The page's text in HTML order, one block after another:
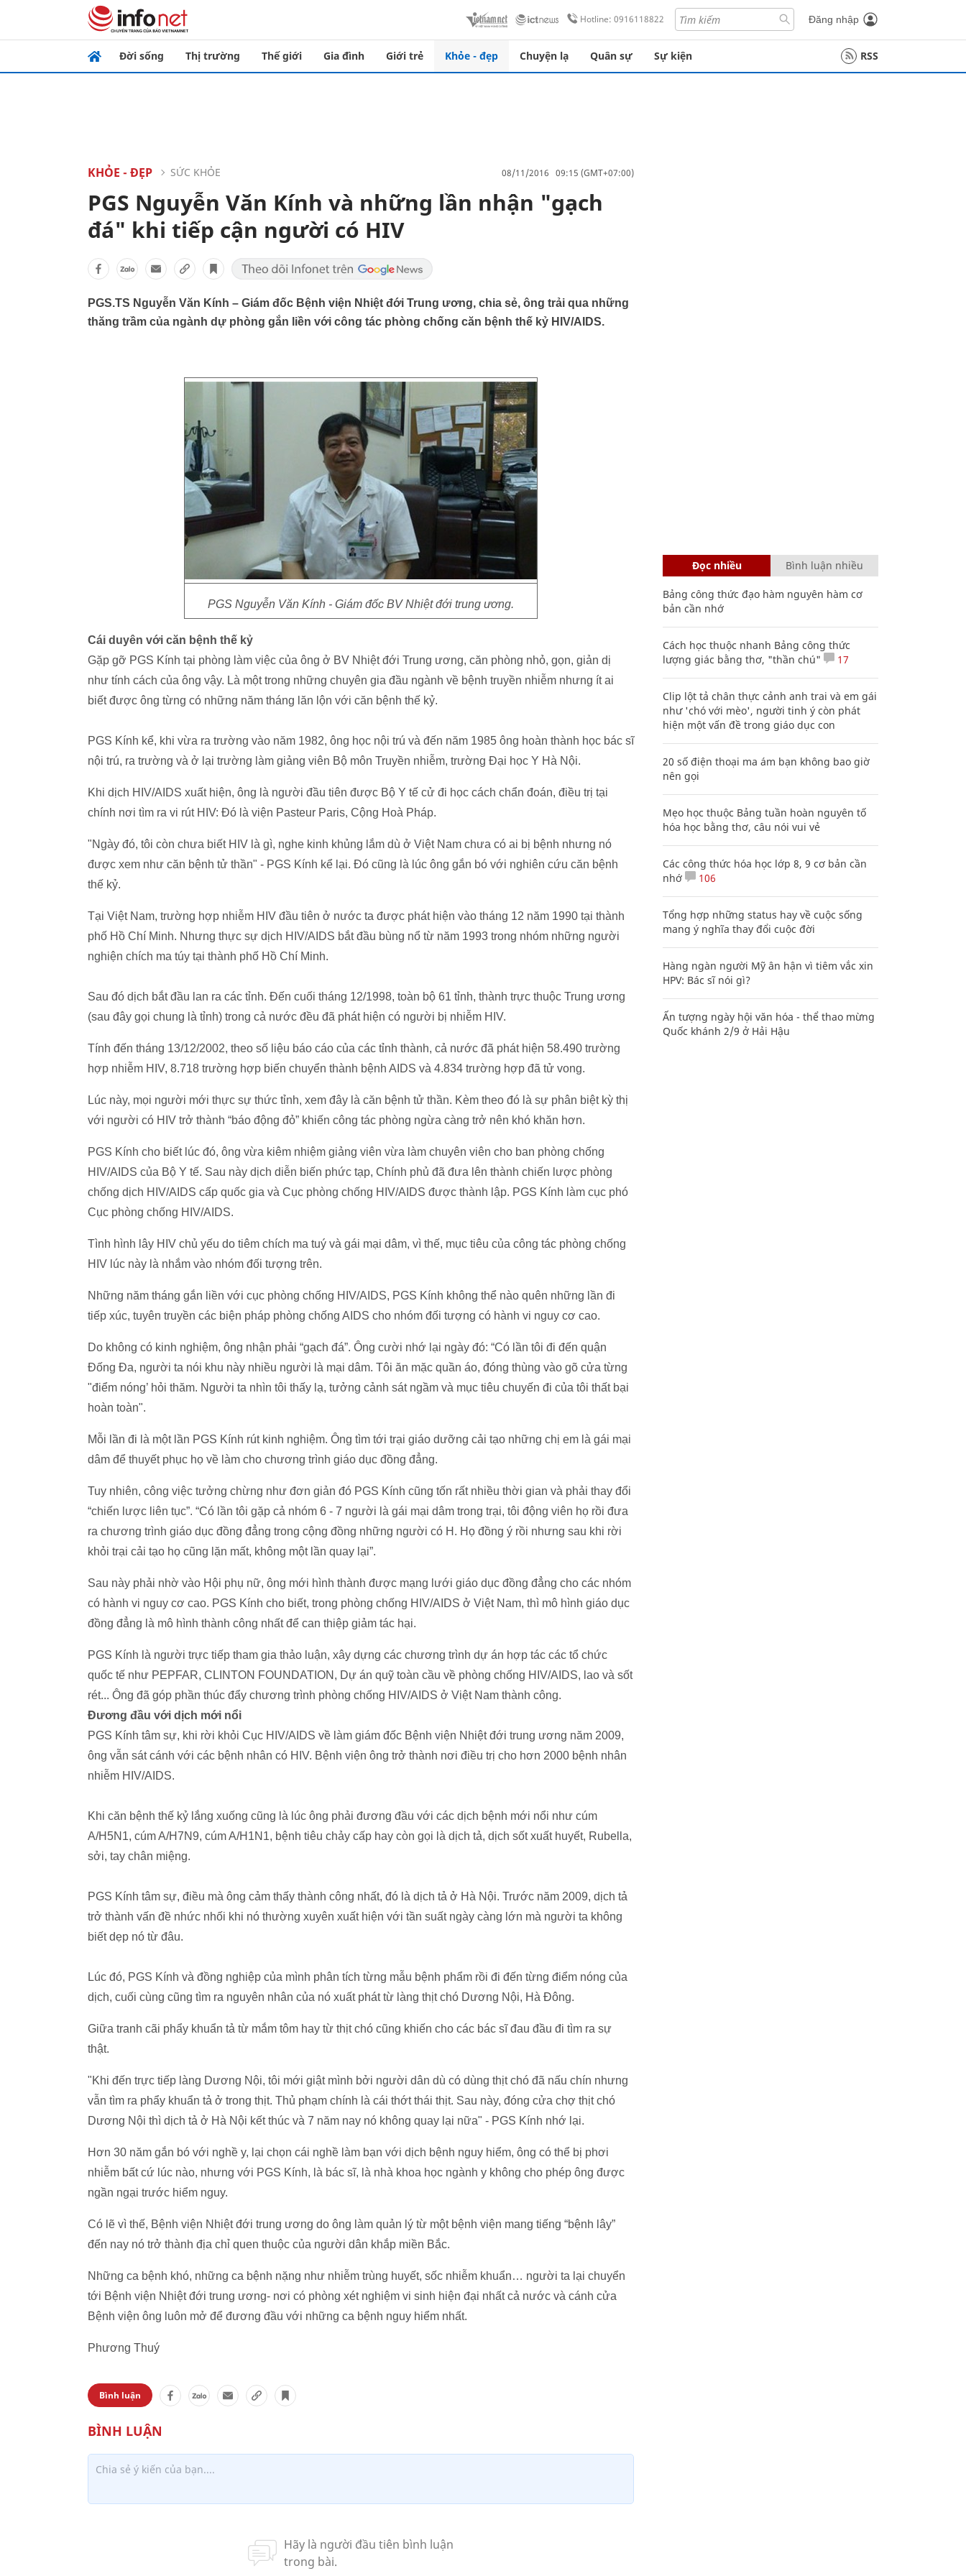
Hotline: 0916118822 Đăng nhập
Đời sống Thị trường Thế giới Gia đình Giới trẻ Khỏe - đẹp Chuyện lạ Quân sự Sự kiện RSS
KHỎE - ĐẸP SỨC KHỎE 08/11/2016 09:15 (GMT+07:00)
PGS Nguyễn Văn Kính và những lần nhận "gạch
đá" khi tiếp cận người có HIV
PGS.TS Nguyễn Văn Kính – Giám đốc Bệnh viện Nhiệt đới Trung ương, chia sẻ, ông trải qua những
thăng trầm của ngành dự phòng gắn liền với công tác phòng chống căn bệnh thế kỷ HIV/AIDS.
PGS Nguyễn Văn Kính - Giám đốc BV Nhiệt đới trung ương.
Cái duyên với căn bệnh thế kỷ
Gặp gỡ PGS Kính tại phòng làm việc của ông ở BV Nhiệt đới Trung ương, căn phòng nhỏ, gọn, giản dị
như tính cách của ông vậy. Là một trong những chuyên gia đầu ngành về bệnh truyền nhiễm nhưng ít ai
biết được ông từng có những năm tháng lăn lộn với căn bệnh thế kỷ.
PGS Kính kể, khi vừa ra trường vào năm 1982, ông học nội trú và đến năm 1985 ông hoàn thành học bác sĩ
nội trú, ra trường và ở lại trường làm giảng viên Bộ môn Truyền nhiễm, trường Đại học Y Hà Nội.
Khi dịch HIV/AIDS xuất hiện, ông là người đầu tiên được Bộ Y tế cử đi học cách chẩn đoán, điều trị tại
chính nơi tìm ra vi rút HIV: Đó là viện Pasteur Paris, Cộng Hoà Pháp.
"Ngày đó, tôi còn chưa biết HIV là gì, nghe kinh khủng lắm dù ở Việt Nam chưa có ai bị bệnh nhưng nó
được xem như căn bệnh tử thần" - PGS Kính kể lại. Đó cũng là lúc ông gắn bó với nghiên cứu căn bệnh
thế kỷ.
Tại Việt Nam, trường hợp nhiễm HIV đầu tiên ở nước ta được phát hiện vào tháng 12 năm 1990 tại thành
phố Hồ Chí Minh. Nhưng thực sự dịch HIV/AIDS bắt đầu bùng nổ từ năm 1993 trong nhóm những người
nghiện chích ma túy tại thành phố Hồ Chí Minh.
Sau đó dịch bắt đầu lan ra các tỉnh. Đến cuối tháng 12/1998, toàn bộ 61 tỉnh, thành trực thuộc Trung ương
(sau đây gọi chung là tỉnh) trong cả nước đều đã phát hiện có người bị nhiễm HIV.
Tính đến tháng 13/12/2002, theo số liệu báo cáo của các tỉnh thành, cả nước đã phát hiện 58.490 trường
hợp nhiễm HIV, 8.718 trường hợp biến chuyển thành bệnh AIDS và 4.834 trường hợp đã tử vong.
Lúc này, mọi người mới thực sự thức tỉnh, xem đây là căn bệnh tử thần. Kèm theo đó là sự phân biệt kỳ thị
với người có HIV trở thành “báo động đỏ” khiến công tác phòng ngừa càng trở nên khó khăn hơn.
PGS Kính cho biết lúc đó, ông vừa kiêm nhiệm giảng viên vừa làm chuyên viên cho ban phòng chống
HIV/AIDS của Bộ Y tế. Sau này dịch diễn biến phức tạp, Chính phủ đã đưa lên thành chiến lược phòng
chống dịch HIV/AIDS cấp quốc gia và Cục phòng chống HIV/AIDS được thành lập. PGS Kính làm cục phó
Cục phòng chống HIV/AIDS.
Tình hình lây HIV chủ yếu do tiêm chích ma tuý và gái mại dâm, vì thế, mục tiêu của công tác phòng chống
HIV lúc này là nhắm vào nhóm đối tượng trên.
Những năm tháng gắn liền với cục phòng chống HIV/AIDS, PGS Kính không thể nào quên những lần đi
tiếp xúc, tuyên truyền các biện pháp phòng chống AIDS cho nhóm đối tượng có hành vi nguy cơ cao.
Do không có kinh nghiệm, ông nhận phải “gạch đá”. Ông cười nhớ lại ngày đó: “Có lần tôi đi đến quận
Đống Đa, người ta nói khu này nhiều người là mại dâm. Tôi ăn mặc quần áo, đóng thùng vào gõ cửa từng
"điểm nóng’ hỏi thăm. Người ta nhìn tôi thấy lạ, tưởng cảnh sát ngầm và mục tiêu chuyến đi của tôi thất bại
hoàn toàn".
Mỗi lần đi là một lần PGS Kính rút kinh nghiệm. Ông tìm tới trại giáo dưỡng cải tạo những chị em là gái mại
dâm để thuyết phục họ về làm cho chương trình giáo dục đồng đẳng.
Tuy nhiên, công việc tưởng chừng như đơn giản đó PGS Kính cũng tốn rất nhiều thời gian và phải thay đổi
“chiến lược liên tục”. “Có lần tôi gặp cả nhóm 6 - 7 người là gái mại dâm trong trại, tôi động viên họ rồi đưa
ra chương trình giáo dục đồng đẳng trong cộng đồng những người có H. Họ đồng ý rồi nhưng sau khi rời
khỏi trại cải tạo họ cũng lặn mất, không một lần quay lại”.
Sau này phải nhờ vào Hội phụ nữ, ông mới hình thành được mạng lưới giáo dục đồng đẳng cho các nhóm
có hành vi nguy cơ cao. PGS Kính cho biết, trong phòng chống HIV/AIDS ở Việt Nam, thì mô hình giáo dục
đồng đẳng là mô hình thành công nhất để can thiệp giảm tác hại.
PGS Kính là người trực tiếp tham gia thảo luận, xây dựng các chương trình dự án hợp tác các tổ chức
quốc tế như PEPFAR, CLINTON FOUNDATION, Dự án quỹ toàn cầu về phòng chống HIV/AIDS, lao và sốt
rét... Ông đã góp phần thúc đẩy chương trình phòng chống HIV/AIDS ở Việt Nam thành công.
Đương đầu với dịch mới nổi
PGS Kính tâm sự, khi rời khỏi Cục HIV/AIDS về làm giám đốc Bệnh viện Nhiệt đới trung ương năm 2009,
ông vẫn sát cánh với các bệnh nhân có HIV. Bệnh viện ông trở thành nơi điều trị cho hơn 2000 bệnh nhân
nhiễm HIV/AIDS.
Khi căn bệnh thế kỷ lắng xuống cũng là lúc ông phải đương đầu với các dịch bệnh mới nổi như cúm
A/H5N1, cúm A/H7N9, cúm A/H1N1, bệnh tiêu chảy cấp hay còn gọi là dịch tả, dịch sốt xuất huyết, Rubella,
sởi, tay chân miệng.
PGS Kính tâm sự, điều mà ông cảm thấy thành công nhất, đó là dịch tả ở Hà Nội. Trước năm 2009, dịch tả
trở thành vấn đề nhức nhối khi nó thường xuyên xuất hiện với tần suất ngày càng lớn mà người ta không
biết dẹp nó từ đâu.
Lúc đó, PGS Kính và đồng nghiệp của mình phân tích từng mẫu bệnh phẩm rồi đi đến từng điểm nóng của
dịch, cuối cùng cũng tìm ra nguyên nhân của nó xuất phát từ làng thịt chó Dương Nội, Hà Đông.
Giữa tranh cãi phẩy khuẩn tả từ mắm tôm hay từ thịt chó cũng khiến cho các bác sĩ đau đầu đi tìm ra sự
thật.
"Khi đến trực tiếp làng Dương Nội, tôi mới giật mình bởi người dân dù có dùng thịt chó đã nấu chín nhưng
vẫn tìm ra phẩy khuẩn tả ở trong thịt. Thủ phạm chính là cái thớt thái thịt. Sau này, đóng cửa chợ thịt chó
Dương Nội thì dịch tả ở Hà Nội kết thúc và 7 năm nay nó không quay lại nữa" - PGS Kính nhớ lại.
Hơn 30 năm gắn bó với nghề y, lại chọn cái nghề làm bạn với dịch bệnh nguy hiểm, ông có thể bị phơi
nhiễm bất cứ lúc nào, nhưng với PGS Kính, là bác sĩ, là nhà khoa học ngành y không cho phép ông được
ngần ngại trước hiểm nguy.
Có lẽ vì thế, Bệnh viện Nhiệt đới trung ương do ông làm quản lý từ một bệnh viện mang tiếng “bệnh lây”
đến nay nó trở thành địa chỉ quen thuộc của người dân khắp miền Bắc.
Những ca bệnh khó, những ca bệnh nặng như nhiễm trùng huyết, sốc nhiễm khuẩn… người ta lại chuyển
tới Bệnh viện Nhiệt đới trung ương- nơi có phòng xét nghiệm vi sinh hiện đại nhất cả nước và cánh cửa
Bệnh viện ông luôn mở để đương đầu với những ca bệnh nguy hiểm nhất.
Phương Thuý
Bình luận
Đọc nhiều Bình luận nhiều
Bảng công thức đạo hàm nguyên hàm cơ
bản cần nhớ
Cách học thuộc nhanh Bảng công thức
lượng giác bằng thơ, "thần chú"
17
Clip lột tả chân thực cảnh anh trai và em gái
như 'chó với mèo', người tinh ý còn phát
hiện một vấn đề trong giáo dục con
20 số điện thoại ma ám bạn không bao giờ
nên gọi
Mẹo học thuộc Bảng tuần hoàn nguyên tố
hóa học bằng thơ, câu nói vui vẻ
Các công thức hóa học lớp 8, 9 cơ bản cần
nhớ
106
Tổng hợp những status hay về cuộc sống
mang ý nghĩa thay đổi cuộc đời
Hàng ngàn người Mỹ ân hận vì tiêm vắc xin
HPV: Bác sĩ nói gì?
Ấn tượng ngày hội văn hóa - thể thao mừng
Quốc khánh 2/9 ở Hải Hậu